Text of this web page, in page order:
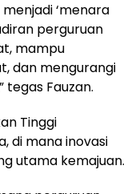
‘menara
perguruan
mampu
dan mengurangi
Fauzan.
Tinggi
di mana inovasi
utama kemajuan.